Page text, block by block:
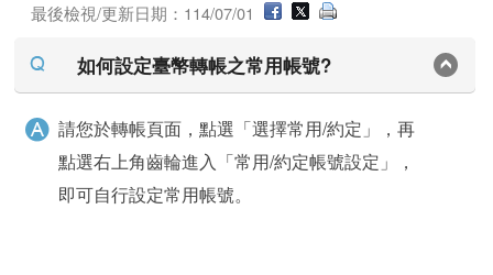
最後檢視/更新日期：114/07/01
如何設定臺幣轉帳之常用帳號?
請您於轉帳頁面，點選「選擇常用/約定」，再
點選右上角齒輪進入「常用/約定帳號設定」，
即可自行設定常用帳號。